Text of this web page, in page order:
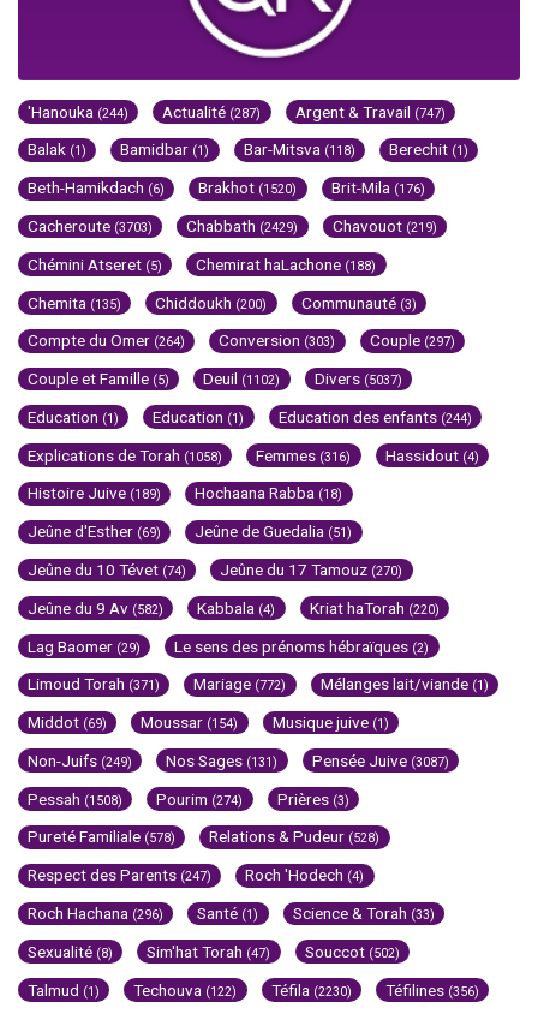
'Hanouka (244) Actualité (287) Argent & Travail (747)
Balak (1) Bamidbar (1) Bar-Mitsva (118) Berechit (1)
Beth-Hamikdach (6) Brakhot (1520) Brit-Mila (176)
Cacheroute (3703) Chabbath (2429) Chavouot (219)
Chémini Atseret (5) Chemirat haLachone (188)
Chemita (135) Chiddoukh (200) Communauté (3)
Compte du Omer (264) Conversion (303) Couple (297)
Couple et Famille (5) Deuil (1102) Divers (5037)
Education (1) Education (1) Education des enfants (244)
Explications de Torah (1058) Femmes (316) Hassidout (4)
Histoire Juive (189) Hochaana Rabba (18)
Jeûne d'Esther (69) Jeûne de Guedalia (51)
Jeûne du 10 Tévet (74) Jeûne du 17 Tamouz (270)
Jeûne du 9 Av (582) Kabbala (4) Kriat haTorah (220)
Lag Baomer (29) Le sens des prénoms hébraïques (2)
Limoud Torah (371) Mariage (772) Mélanges lait/viande (1)
Middot (69) Moussar (154) Musique juive (1)
Non-Juifs (249) Nos Sages (131) Pensée Juive (3087)
Pessah (1508) Pourim (274) Prières (3)
Pureté Familiale (578) Relations & Pudeur (528)
Respect des Parents (247) Roch 'Hodech (4)
Roch Hachana (296) Santé (1) Science & Torah (33)
Sexualité (8) Sim'hat Torah (47) Souccot (502)
Talmud (1) Techouva (122) Téfila (2230) Téfilines (356)